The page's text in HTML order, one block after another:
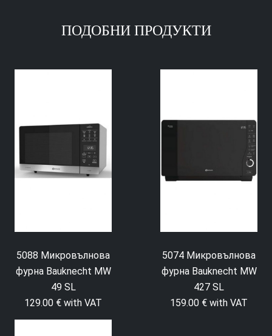
ПОДОБНИ ПРОДУКТИ
5088 Микровълнова
фурна Bauknecht MW
49 SL
129.00 € with VAT
5074 Микровълнова
фурна Bauknecht MW
427 SL
159.00 € with VAT